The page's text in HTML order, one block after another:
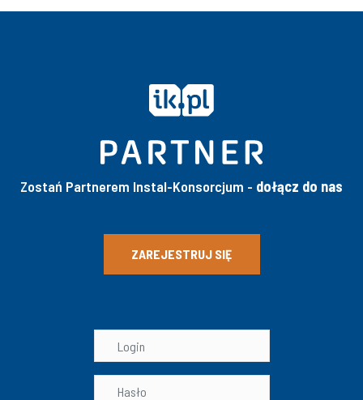
Zostań Partnerem Instal-Konsorcjum - dołącz do nas
ZAREJESTRUJ SIĘ